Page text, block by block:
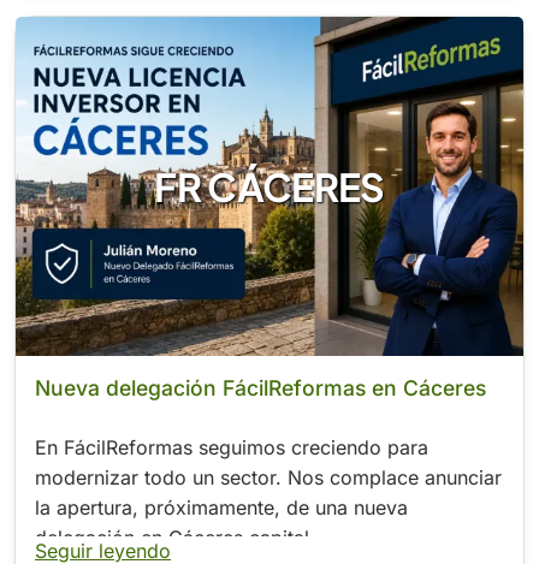
FR CÁCERES
Nueva delegación FácilReformas en Cáceres
En FácilReformas seguimos creciendo para
modernizar todo un sector. Nos complace anunciar
la apertura, próximamente, de una nueva
delegación en Cáceres capital.
Seguir leyendo